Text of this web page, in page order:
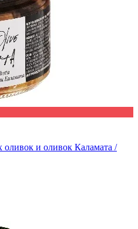
оливок и оливок Каламата /